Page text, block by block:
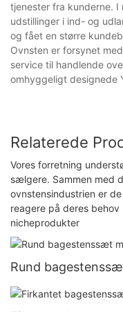
tjenester fra kunderne. I
udstillinger i ind- og
og fået en større
Ovnsten er forsynet
service til handlende
omhyggeligt designede
Relaterede
Vores forretning
sælgere. Sammen med
ovnstensindustrien er
reagere på deres
nicheprodukter
Rund